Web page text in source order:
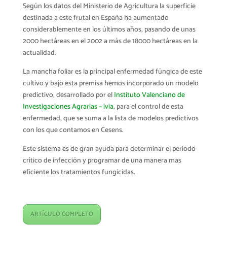
Según los datos del Ministerio de Agricultura la superficie
destinada a este frutal en España ha aumentado
considerablemente en los últimos años, pasando de unas
2000 hectáreas en el 2002 a más de 18000 hectáreas en la
actualidad.
La mancha foliar es la principal enfermedad fúngica de este
cultivo y bajo esta premisa hemos incorporado un modelo
predictivo, desarrollado por elInstituto Valenciano de
Investigaciones Agrarias – ivia, para el control de esta
enfermedad, que se suma a la lista de modelos predictivos
con los que contamos en Cesens.
Este sistema es de gran ayuda para determinar el periodo
crítico de infección y programar de una manera mas
eficiente los tratamientos fungicidas.
ARTÍCULO COMPLETO